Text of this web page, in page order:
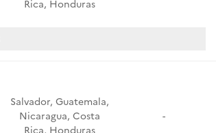
Rica, Honduras
Salvador, Guatemala,
Nicaragua, Costa
Rica, Honduras
-